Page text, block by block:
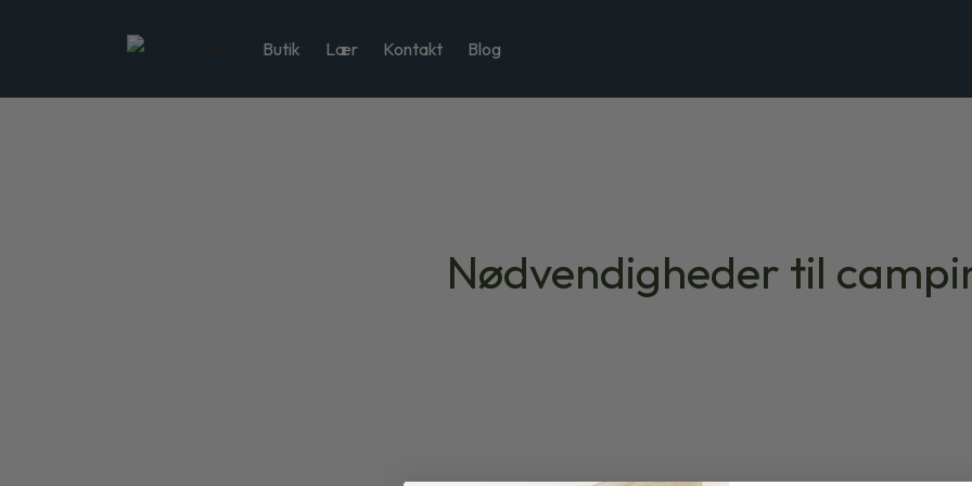
Butik Lær Kontakt Blog
Nødvendigheder til